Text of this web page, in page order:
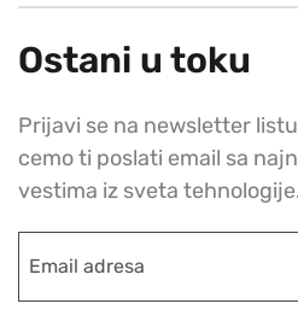
Ostani u toku
Prijavi se na newsletter
cemo ti poslati email sa
vestima iz sveta